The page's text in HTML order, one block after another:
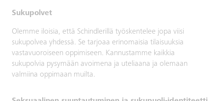
Sukupolvet
Olemme iloisia, että Schindlerillä työskentelee jopa viisi
sukupolvea yhdessä. Se tarjoaa erinomaisia tilaisuuksia
vastavuoroiseen oppimiseen. Kannustamme kaikkia
sukupolvia pysymään avoimena ja uteliaana ja olemaan
valmiina oppimaan muilta.